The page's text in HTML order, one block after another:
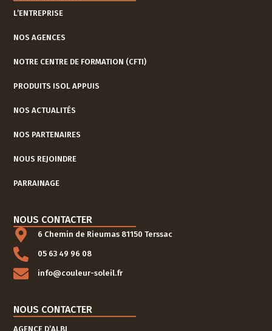
L’ENTREPRISE
NOS AGENCES
NOTRE CENTRE DE FORMATION (CFTI)
PRODUITS ISOL APPUIS
NOS ACTUALITÉS
NOS PARTENAIRES
NOUS REJOINDRE
PARRAINAGE
NOUS CONTACTER
6 Chemin de Rieumas 81150 Terssac
05 63 49 96 08
info@couleur-soleil.fr
NOUS CONTACTER
AGENCE D’ALBI